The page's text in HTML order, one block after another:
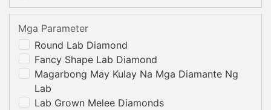
Round Lab Diamond
Fancy Shape Lab Diamond
Magarbong May Kulay Na Mga Diamante Ng
Lab
Lab Grown Melee Diamonds
Mga Parameter